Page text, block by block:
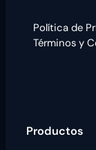
Política de
Términos y
Productos